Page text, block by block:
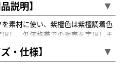
品説明】
素材に使い、紫檀色は紫檀調着色
し、低価格帯での販売を実現しま
な形状となっており、ご本尊様や
ライド式仏具板、LED照明など機
ズ・仕様】